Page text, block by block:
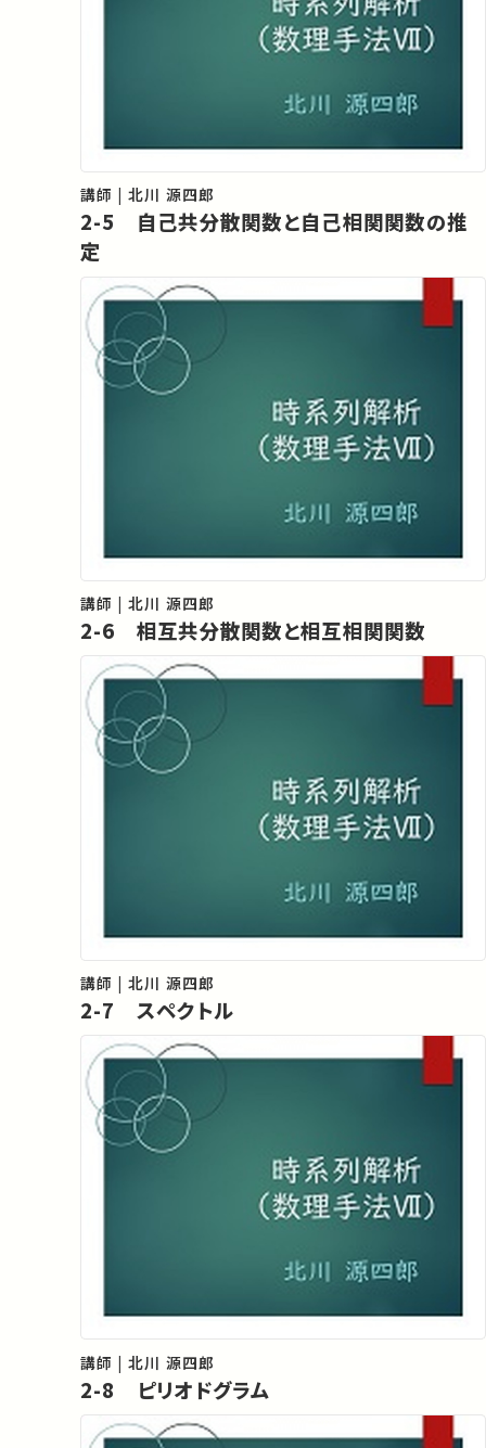
講師 | 北川 源四郎
2-5 自己共分散関数と自己相関関数の推
定
講師 | 北川 源四郎
2-6 相互共分散関数と相互相関関数
講師 | 北川 源四郎
2-7 スペクトル
講師 | 北川 源四郎
2-8 ピリオドグラム